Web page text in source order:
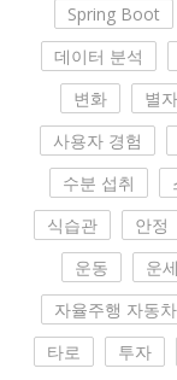
Spring Boot
데이터 분석
변화
별
사용자 경험
수분 섭취
식습관
안정
운동
운세
자율주행 자동차
타로
투자